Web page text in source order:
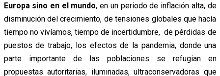
Europa sino en el mundo, en un periodo de inflación alta, de
disminución del crecimiento, de tensiones globales que hacía
tiempo no vivíamos, tiempo de incertidumbre, de pérdidas de
puestos de trabajo, los efectos de la pandemia, donde una
parte importante de las poblaciones se refugian en
propuestas autoritarias, iluminadas, ultraconservadoras que